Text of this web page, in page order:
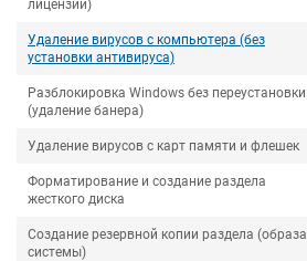
лицензии)
Удаление вирусов с компьютера (без
установки антивируса)
Разблокировка Windows без переустановки
(удаление банера)
Удаление вирусов с карт памяти и флешек
Форматирование и создание раздела
жесткого диска
Создание резервной копии раздела (образа
системы)